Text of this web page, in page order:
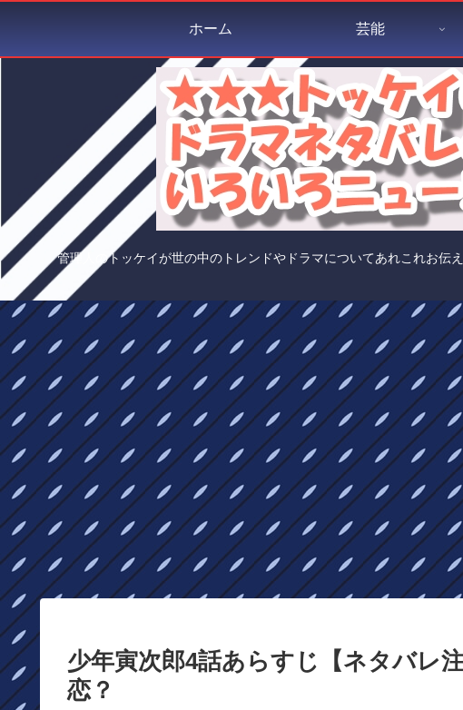
管理人のトッケイが世の中のトレンドやドラマについてあれこれお
ホーム 芸能
少年寅次郎4話あらすじ【ネタバレ
恋？